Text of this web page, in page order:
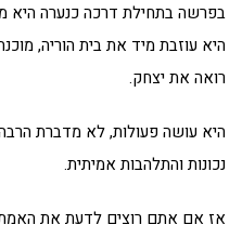
בפרשה בתחילת דרכה כנערה היא
היא עוזבת מיד את בית הוריה,
רואה את יצחק.
היא עושה פעולות, לא מדברת
נכונות והתלהבות אמיתית.
אז אם אתם רוצים לדעת את האמת